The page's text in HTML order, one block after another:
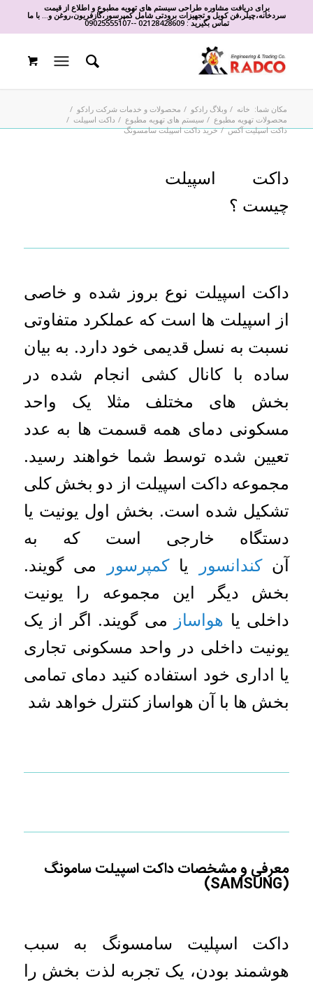
برای دریافت مشاوره طراحی سیستم های تهویه مطبوع و اطلاع از قیمت
سردخانه،چیلر،فن کویل و تجهیزات برودتی شامل کمپرسور،گازفریون،روغن و... با ما
تماس بگیرید :02128428609
-
-
09025555107
مکان شما: خانه / وبلاگ رادکو / محصولات و خدمات شرکت رادکو /
محصولات تهویه مطبوع / سیستم های تهویه مطبوع / داکت اسپیلت /
داکت اسپلیت آکس / خرید داکت اسپیلت سامسونگ
داکت اسپیلت
چیست ؟
داکت اسپیلت نوع بروز شده و خاصی
از اسپیلت ها است که عملکرد متفاوتی
نسبت به نسل قدیمی خود دارد. به بیان
ساده با کانال کشی انجام شده در
بخش های مختلف مثلا یک واحد
مسکونی دمای همه قسمت ها به عدد
تعیین شده توسط شما خواهند رسید.
مجموعه داکت اسپیلت از دو بخش کلی
تشکیل شده است. بخش اول یونیت یا
دستگاه خارجی است که به
آنکندانسور یا کمپرسور
می گویند.
بخش دیگر این مجموعه را یونیت
داخلی یا هواساز می گویند. اگر از یک
یونیت داخلی در واحد مسکونی تجاری
یا اداری خود استفاده کنید دمای تمامی
بخش ها با آن هواساز کنترل خواهد شد
معرفی و مشخصات داکت اسپیلت سامونگ
(SAMSUNG)
داکت اسپلیت سامسونگ به سبب
هوشمند بودن، یک تجربه لذت بخش را